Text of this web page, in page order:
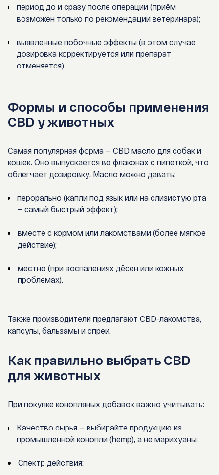
период до и сразу после операции (приём
возможен только по рекомендации ветеринара);
выявленные побочные эффекты (в этом случае
дозировка корректируется или препарат
отменяется).
Формы и способы применения
CBD у животных
Самая популярная форма — CBD масло для собак и
кошек. Оно выпускается во флаконах с пипеткой, что
облегчает дозировку. Масло можно давать:
перорально (капли под язык или на слизистую рта
— самый быстрый эффект);
вместе с кормом или лакомствами (более мягкое
действие);
местно (при воспалениях дёсен или кожных
проблемах).
Также производители предлагают CBD-лакомства,
капсулы, бальзамы и спреи.
Как правильно выбрать CBD
для животных
При покупке конопляных добавок важно учитывать:
Качество сырья — выбирайте продукцию из
промышленной конопли (hemp), а не марихуаны.
Спектр действия: